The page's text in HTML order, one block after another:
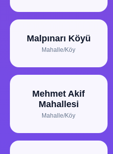
Malpınarı Köyü
Mahalle/Köy
Mehmet Akif
Mahallesi
Mahalle/Köy